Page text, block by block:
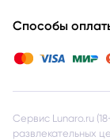
Способы
Сервис Lunaro.ru
развлекательных